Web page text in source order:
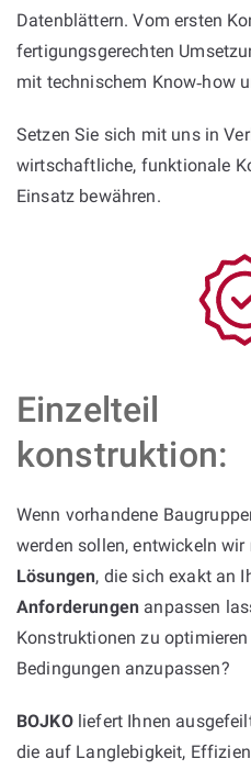
Datenblättern. Vom ersten
fertigungsgerechten
mit technischem Know‑how
Setzen Sie sich mit uns in
wirtschaftliche, funktionale
Einsatz bewähren.
Einzelteil
konstruktion:
Wenn vorhandene
werden sollen, entwickeln wir
Lösungen, die sich exakt an
Anforderungen anpassen
Konstruktionen zu
Bedingungen anzupassen?
BOJKOliefert Ihnen
die auf Langlebigkeit,